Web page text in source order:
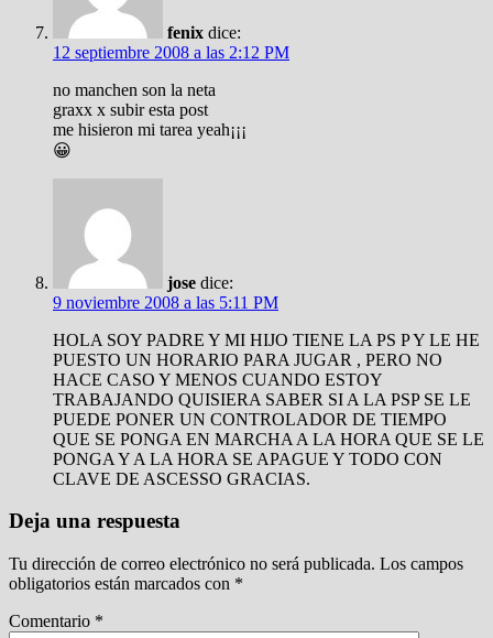
fenix dice:
12 septiembre 2008 a las 2:12 PM
no manchen son la neta
graxx x subir esta post
me hisieron mi tarea yeah¡¡¡
😀
jose dice:
9 noviembre 2008 a las 5:11 PM
HOLA SOY PADRE Y MI HIJO TIENE LA PS P Y LE HE
PUESTO UN HORARIO PARA JUGAR , PERO NO
HACE CASO Y MENOS CUANDO ESTOY
TRABAJANDO QUISIERA SABER SI A LA PSP SE LE
PUEDE PONER UN CONTROLADOR DE TIEMPO
QUE SE PONGA EN MARCHA A LA HORA QUE SE LE
PONGA Y A LA HORA SE APAGUE Y TODO CON
CLAVE DE ASCESSO GRACIAS.
Deja una respuesta
Tu dirección de correo electrónico no será publicada. Los campos
obligatorios están marcados con *
Comentario *